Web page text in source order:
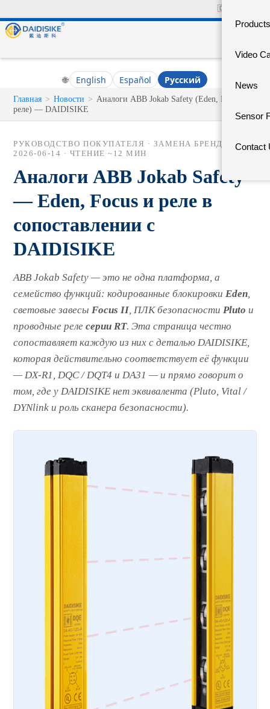
🇨🇳
Products
Video
News
Sensor
Contact
🌐 English Español Русский
Главная > Новости > Аналоги ABB Jokab Safety (Eden, Focus,
реле) — DAIDISIKE
РУКОВОДСТВО ПОКУПАТЕЛЯ · ЗАМЕНА БРЕНДА ·
2026-06-14 · ЧТЕНИЕ ~12 МИН
Аналоги ABB Jokab Safety
— Eden, Focus и реле в
сопоставлении с
DAIDISIKE
ABB Jokab Safety — это не одна платформа, а
семейство функций: кодированные блокировки Eden,
световые завесы Focus II, ПЛК безопасности Pluto и
проводные реле серии RT. Эта страница честно
сопоставляет каждую из них с деталью DAIDISIKE,
которая действительно соответствует её функции
— DX-R1, DQC / DQT4 и DA31 — и прямо говорит о
том, где у DAIDISIKE нет эквивалента (Pluto, Vital /
DYNlink и роль сканера безопасности).